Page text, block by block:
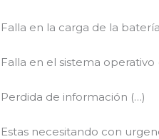
Falla en la carga de la batería
Falla en el sistema
Perdida de información (…)
Estas necesitando con